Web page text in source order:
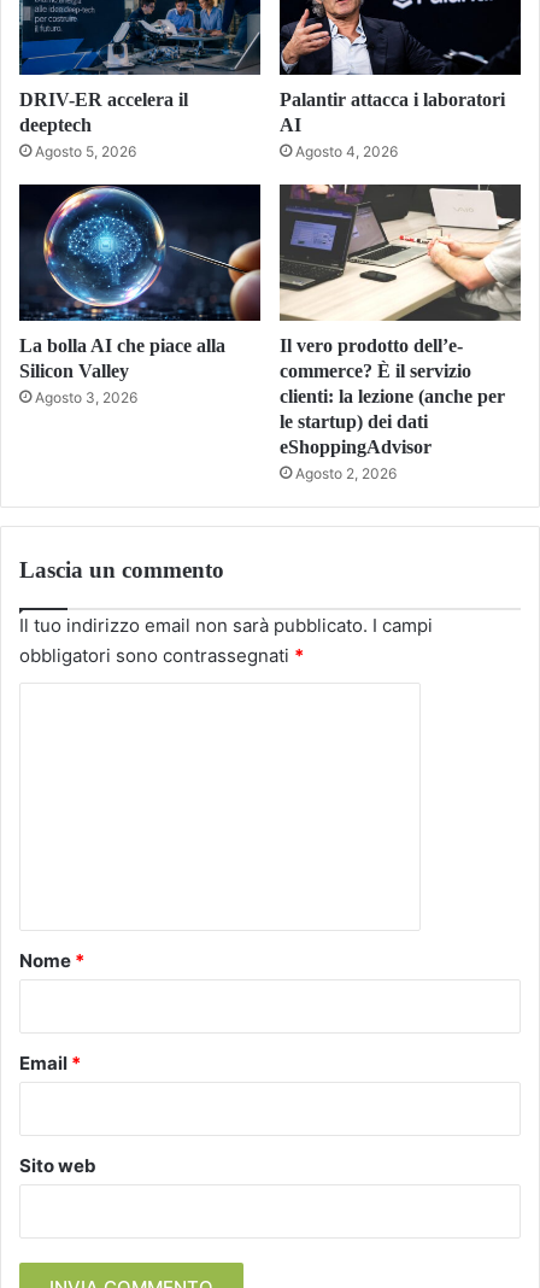
DRIV-ER accelera il
deeptech
Agosto 5, 2026
Palantir attacca i laboratori
AI
Agosto 4, 2026
La bolla AI che piace alla
Silicon Valley
Agosto 3, 2026
Il vero prodotto dell’e-
commerce? È il servizio
clienti: la lezione (anche per
le startup) dei dati
eShoppingAdvisor
Agosto 2, 2026
Lascia un commento
Il tuo indirizzo email non sarà pubblicato. I campi
obbligatori sono contrassegnati *
o
Nome *
Email *
Sito web